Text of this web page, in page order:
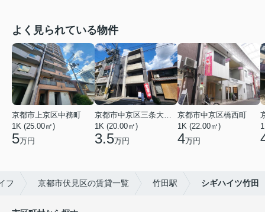
よく見られている物件
京都市上京区中務町
1K (25.00㎡)
5万円
京都市中京区三条大宮町
1K (20.00㎡)
3.5万円
京都市中京区橋西町
1K (22.00㎡)
4万円
フ 京都市伏見区の賃貸一覧 竹田駅 シギハイツ竹田